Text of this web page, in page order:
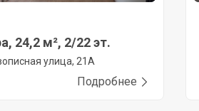
24,2 м², 2/22 эт.
улица, 21А
Подробнее